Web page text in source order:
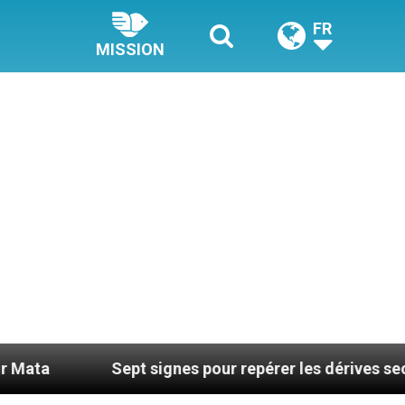
MISSION
FR
Sept signes pour repérer les dérives sectaires du